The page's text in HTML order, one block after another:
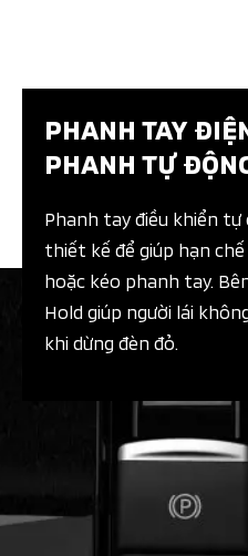
PHANH TAY
PHANH TỰ
Phanh tay điều khiển
thiết kế để giúp hạn
hoặc kéo phanh tay.
Hold giúp người lái
khi dừng đèn đỏ.​